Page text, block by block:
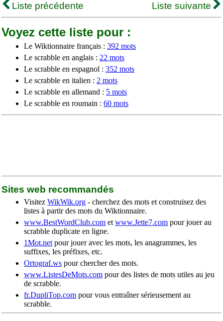
Liste précédente
Liste suivante
Voyez cette liste pour :
Le Wiktionnaire français : 392 mots
Le scrabble en anglais : 22 mots
Le scrabble en espagnol : 352 mots
Le scrabble en italien : 2 mots
Le scrabble en allemand : 5 mots
Le scrabble en roumain : 60 mots
Sites web recommandés
Visitez WikWik.org - cherchez des mots et construisez des
listes à partir des mots du Wiktionnaire.
www.BestWordClub.com et www.Jette7.com pour jouer au
scrabble duplicate en ligne.
1Mot.net pour jouer avec les mots, les anagrammes, les
suffixes, les préfixes, etc.
Ortograf.ws pour chercher des mots.
www.ListesDeMots.com pour des listes de mots utiles au jeu
de scrabble.
fr.DupliTop.com pour vous entraîner sérieusement au
scrabble.